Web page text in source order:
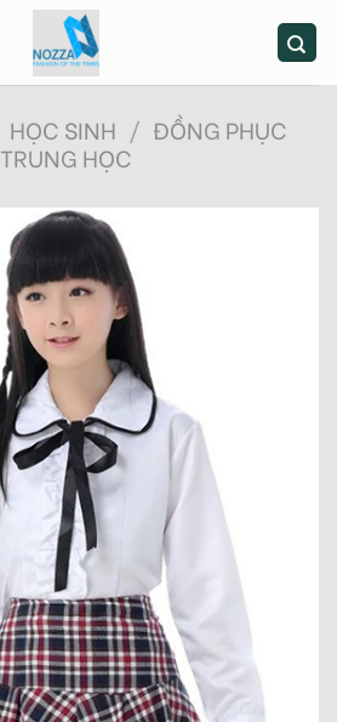
HỌC SINH / ĐỒNG PHỤC
TRUNG HỌC